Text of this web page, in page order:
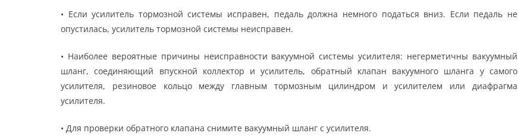
• Если усилитель тормозной системы исправен, педаль должна немного податься вниз. Если педаль не
опустилась, усилитель тормозной системы неисправен.
• Наиболее вероятные причины неисправности вакуумной системы усилителя: негерметичны вакуумный
шланг, соединяющий впускной коллектор и усилитель, обратный клапан вакуумного шланга у самого
усилителя, резиновое кольцо между главным тормозным цилиндром и усилителем или диафрагма
усилителя.
• Для проверки обратного клапана снимите вакуумный шланг с усилителя.